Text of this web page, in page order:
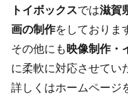
トイボックスでは滋賀
画の制作をしておりま
その他にも映像制作・
に柔軟に対応させてい
詳しくはホームページ